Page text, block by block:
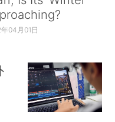
04月01日